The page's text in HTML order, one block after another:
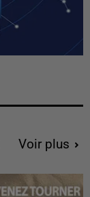
Voir plus